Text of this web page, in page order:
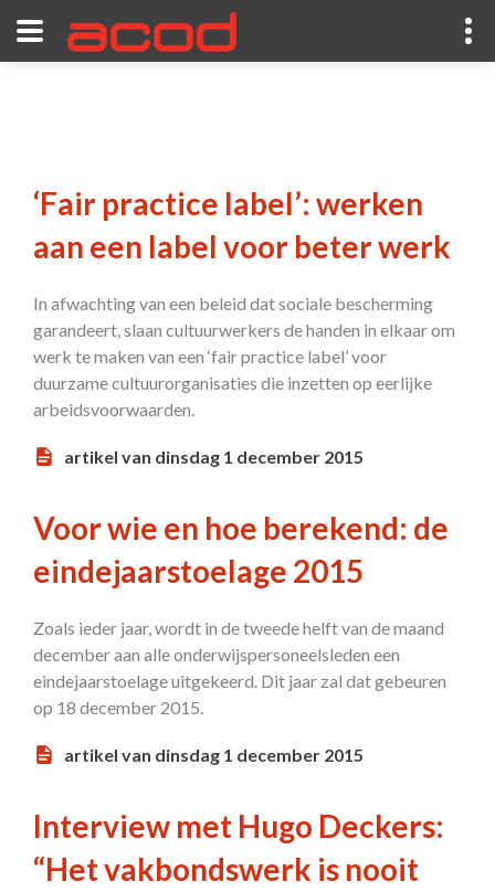
‘Fair practice label’: werken
aan een label voor beter werk
In afwachting van een beleid dat sociale bescherming
garandeert, slaan cultuurwerkers de handen in elkaar om
werk te maken van een ‘fair practice label’ voor
duurzame cultuurorganisaties die inzetten op eerlijke
arbeidsvoorwaarden.
artikel van dinsdag 1 december 2015
Voor wie en hoe berekend: de
eindejaarstoelage 2015
Zoals ieder jaar, wordt in de tweede helft van de maand
december aan alle onderwijspersoneelsleden een
eindejaarstoelage uitgekeerd. Dit jaar zal dat gebeuren
op 18 december 2015.
artikel van dinsdag 1 december 2015
Interview met Hugo Deckers:
“Het vakbondswerk is nooit